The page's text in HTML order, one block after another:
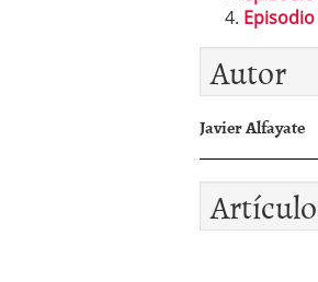
Autor
Javier Alfayate